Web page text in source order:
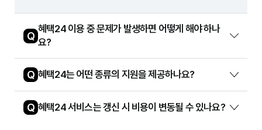
Q
혜택24 이용 중 문제가 발생하면 어떻게 해야 하나
요?
Q 혜택24는 어떤 종류의 지원을 제공하나요?
Q 혜택24 서비스는 갱신 시 비용이 변동될 수 있나요?